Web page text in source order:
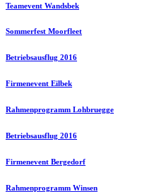
Teamevent Wandsbek
Sommerfest Moorfleet
Betriebsausflug 2016
Firmenevent Eilbek
Rahmenprogramm Lohbruegge
Betriebsausflug 2016
Firmenevent Bergedorf
Rahmenprogramm Winsen